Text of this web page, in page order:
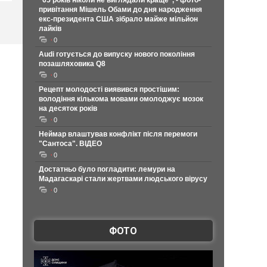
привітання Мішель Обами до дня народження
екс-президента США зібрало майже мільйон
лайків
0
Audi готується до випуску нового покоління
позашляховика Q8
0
Рецепт молодості виявився простішим:
володіння кількома мовами омолоджує мозок
на десяток років
0
Неймар влаштував конфлікт після перемоги
"Сантоса". ВІДЕО
0
Достатньо було погладити: лемури на
Мадагаскарі стали жертвами людського вірусу
0
ФОТО